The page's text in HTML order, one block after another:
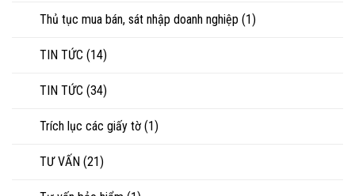
Thủ tục mua bán, sát nhập doanh nghiệp (1)
TIN TỨC (14)
TIN TỨC (34)
Trích lục các giấy tờ (1)
TƯ VẤN (21)